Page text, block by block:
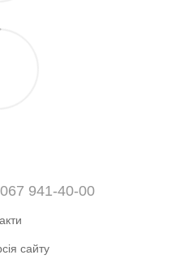
067 941-40-00
сайту